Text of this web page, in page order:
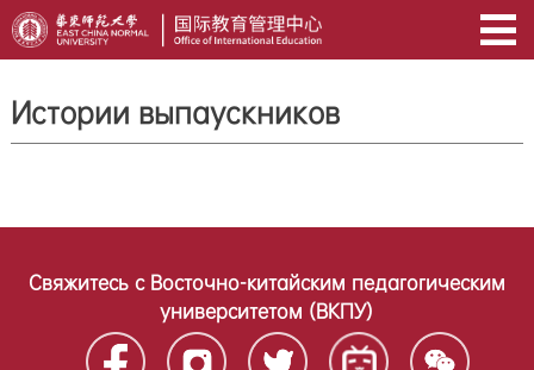
Истории выпаускников
Свяжитесь с Восточно-китайским педагогическим
университетом (ВКПУ)